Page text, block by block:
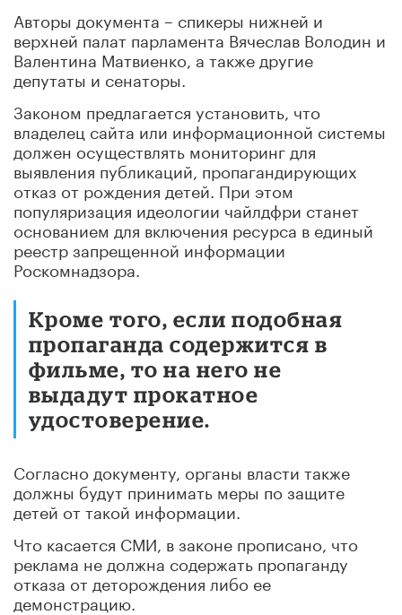
Авторы документа – спикеры нижней и
верхней палат парламента Вячеслав Володин и
Валентина Матвиенко, а также другие
депутаты и сенаторы.
Законом предлагается установить, что
владелец сайта или информационной системы
должен осуществлять мониторинг для
выявления публикаций, пропагандирующих
отказ от рождения детей. При этом
популяризация идеологии чайлдфри станет
основанием для включения ресурса в единый
реестр запрещенной информации
Роскомнадзора.
Кроме того, если подобная
пропаганда содержится в
фильме, то на него не
выдадут прокатное
удостоверение.
Согласно документу, органы власти также
должны будут принимать меры по защите
детей от такой информации.
Что касается СМИ, в законе прописано, что
реклама не должна содержать пропаганду
отказа от деторождения либо ее
демонстрацию.